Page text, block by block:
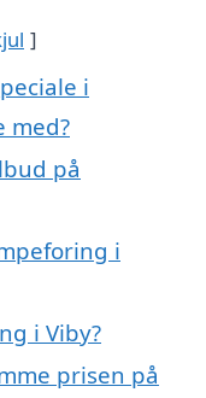
i
med?
på
i
i Viby?
prisen på